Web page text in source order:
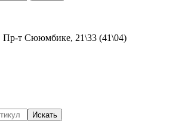
т Сююмбике, 21\33 (41\04)
Искать